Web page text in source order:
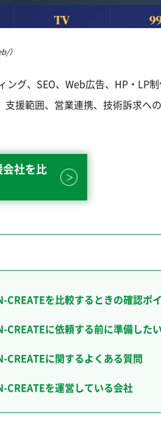
）
ング、SEO、Web広告、HP・LP
援範囲、営業連携、技術訴求へ
社を比
CREATEを比較するときの確認ポ
CREATEに依頼する前に準備した
CREATEに関するよくある質問
CREATEを運営している会社